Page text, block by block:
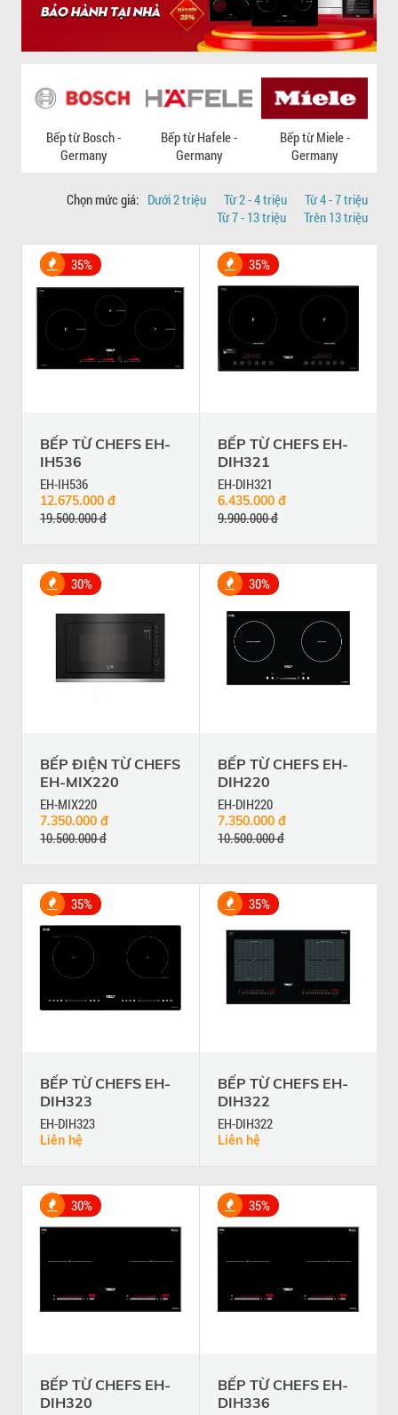
Bếp từ Bosch -
Germany
Bếp từ Hafele -
Germany
Bếp từ Miele -
Germany
Chọn mức giá: Dưới 2 triệu Từ 2 - 4 triệu
Từ 4 - 7 triệu
Từ 7 - 13 triệu
Trên 13 triệu
35%
BẾP TỪ CHEFS EH-
IH536
EH-IH536
12.675.000 đ
19.500.000 đ
35%
BẾP TỪ CHEFS EH-
DIH321
EH-DIH321
6.435.000 đ
9.900.000 đ
30%
BẾP ĐIỆN TỪ CHEFS
EH-MIX220
EH-MIX220
7.350.000 đ
10.500.000 đ
30%
BẾP TỪ CHEFS EH-
DIH220
EH-DIH220
7.350.000 đ
10.500.000 đ
35%
BẾP TỪ CHEFS EH-
DIH323
EH-DIH323
Liên hệ
35%
BẾP TỪ CHEFS EH-
DIH322
EH-DIH322
Liên hệ
30%
BẾP TỪ CHEFS EH-
DIH320
35%
BẾP TỪ CHEFS EH-
DIH336